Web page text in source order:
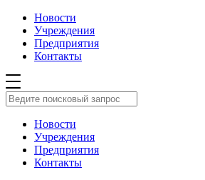
Новости
Учреждения
Предприятия
Контакты
Новости
Учреждения
Предприятия
Контакты